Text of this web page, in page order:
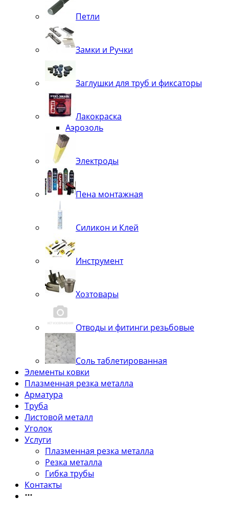
Петли
Замки и Ручки
Заглушки для труб и фиксаторы
Лакокраска
Аэрозоль
Электроды
Пена монтажная
Силикон и Клей
Инструмент
Хозтовары
Отводы и фитинги резьбовые
Соль таблетированная
Элементы ковки
Плазменная резка металла
Арматура
Труба
Листовой металл
Уголок
Услуги
Плазменная резка металла
Резка металла
Гибка трубы
Контакты